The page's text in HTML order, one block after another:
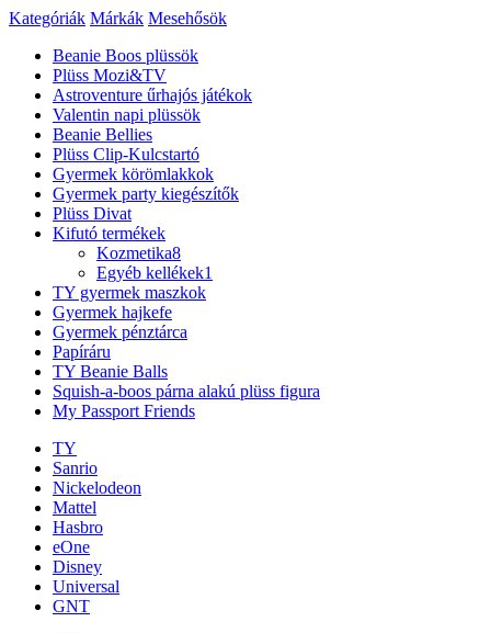
Kategóriák Márkák Mesehősök
Beanie Boos plüssök
Plüss Mozi&TV
Astroventure űrhajós játékok
Valentin napi plüssök
Beanie Bellies
Plüss Clip-Kulcstartó
Gyermek körömlakkok
Gyermek party kiegészítők
Plüss Divat
Kifutó termékek
Kozmetika8
Egyéb kellékek1
TY gyermek maszkok
Gyermek hajkefe
Gyermek pénztárca
Papíráru
TY Beanie Balls
Squish-a-boos párna alakú plüss figura
My Passport Friends
TY
Sanrio
Nickelodeon
Mattel
Hasbro
eOne
Disney
Universal
GNT